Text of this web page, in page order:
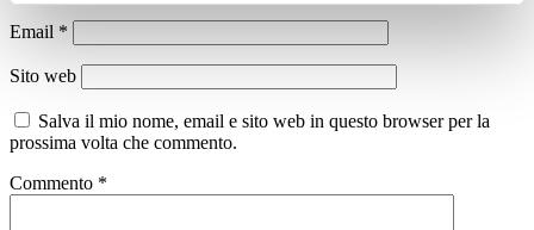
Email *
Sito web
Salva il mio nome, email e sito web in questo browser per la
prossima volta che commento.
Commento *